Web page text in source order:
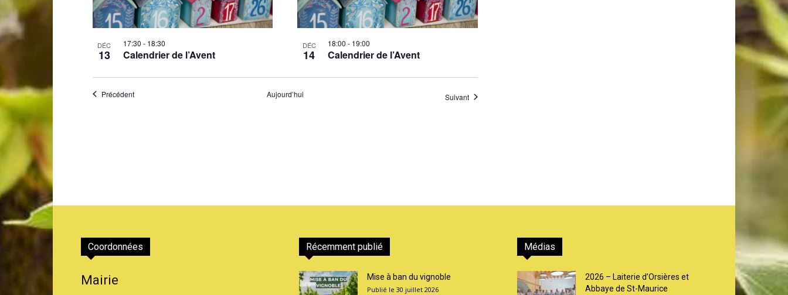
DÉC
13
17:30 - 18:30
Calendrier de l’Avent
DÉC
14
18:00 - 19:00
Calendrier de l’Avent
PrécédentÉvènements Aujourd’hui SuivantÉvènements
Coordonnées
Mairie
Récemment publié
Mise à ban du vignoble
30 juillet 2026
Médias
2026 – Laiterie d’Orsières et
Abbaye de St-Maurice